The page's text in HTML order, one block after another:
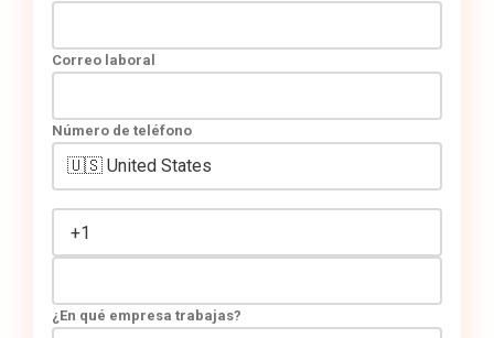
Correo laboral
Número de teléfono
¿En qué empresa trabajas?